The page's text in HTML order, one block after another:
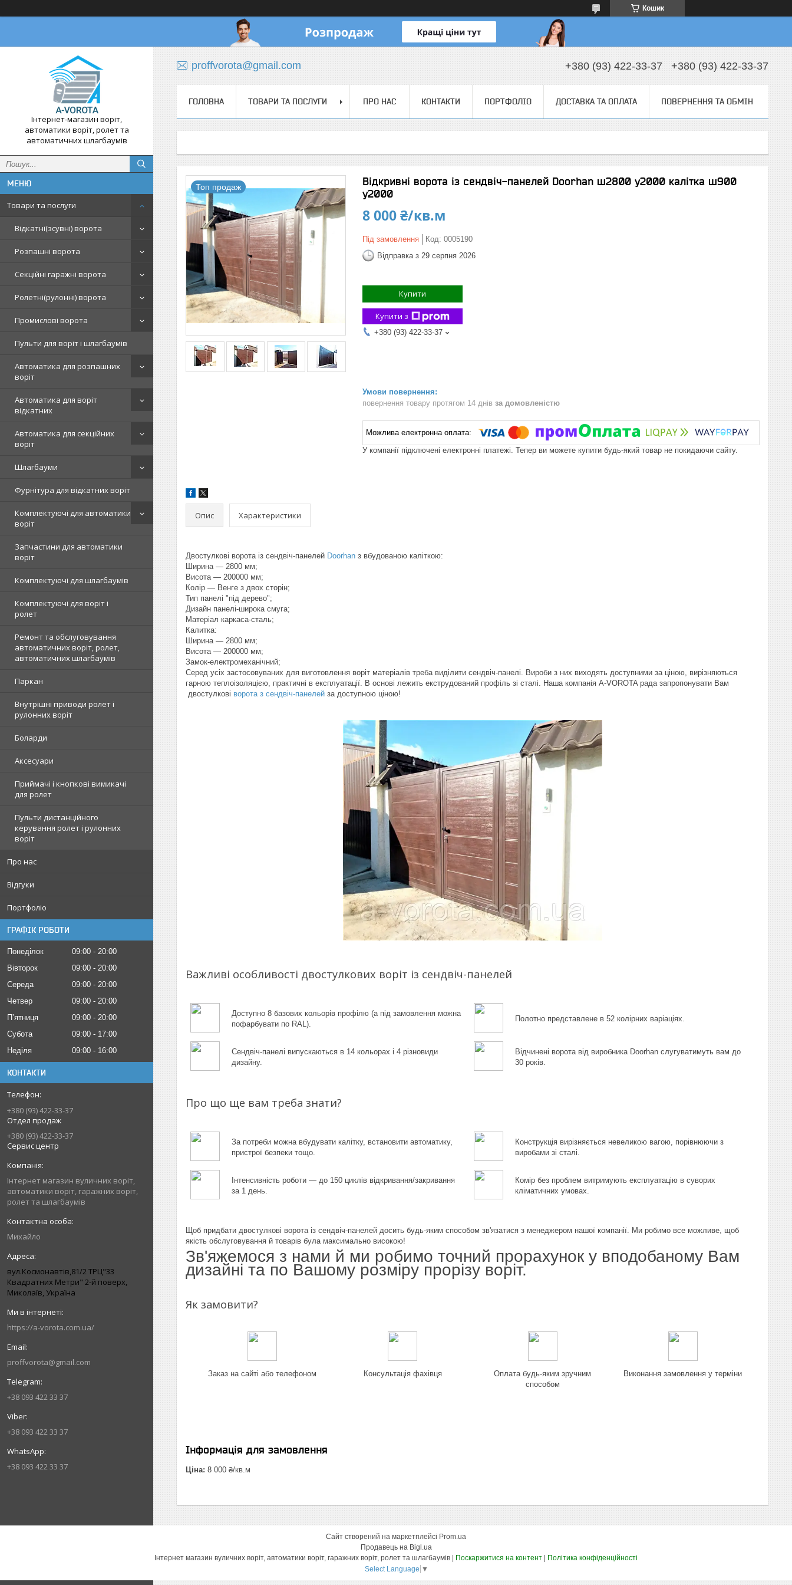
Кошик
Інтернет-магазин воріт,
автоматики воріт, ролет та
автоматичних шлагбаумів
Товари та послуги
Відкатні(зсувні) ворота
Розпашні ворота
Секційні гаражні ворота
Ролетні(рулонні) ворота
Промислові ворота
Пульти для воріт і шлагбаумів
Автоматика для розпашних
воріт
Автоматика для воріт
відкатних
Автоматика для секційних
воріт
Шлагбауми
Фурнітура для відкатних воріт
Комплектуючі для автоматики
воріт
Запчастини для автоматики
воріт
Комплектуючі для шлагбаумів
Комплектуючі для воріт і
ролет
Ремонт та обслуговування
автоматичних воріт, ролет,
автоматичних шлагбаумів
Паркан
Внутрішні приводи ролет і
рулонних воріт
Боларди
Аксесуари
Приймачі і кнопкові вимикачі
для ролет
Пульти дистанційного
керування ролет і рулонних
воріт
Про нас
Відгуки
Портфоліо
ГРАФІК РОБОТИ
Понеділок 09:00
20:00
Вівторок
09:00
20:00
Середа
09:00
20:00
Четвер
09:00
20:00
Пʼятниця
09:00
20:00
Субота
09:00
17:00
Неділя
09:00 16:00
КОНТАКТИ
+380 (93) 422-33-37
Отдел продаж
+380 (93) 422-33-37
Сервис центр
Інтернет магазин вуличних воріт,
автоматики воріт, гаражних воріт,
ролет та шлагбаумів
Михайло
вул.Космонавтів,81/2 ТРЦ"33
Квадратних Метри" 2-й поверх,
Миколаїв, Україна
https://a-vorota.com.ua/
proffvorota@gmail.com
+38 093 422 33 37
+38 093 422 33 37
+38 093 422 33 37
proffvorota@gmail.com +380 (93) 422-33-37 +380 (93) 422-33-37
ГОЛОВНА ТОВАРИ ТА ПОСЛУГИ ПРО НАС КОНТАКТИ ПОРТФОЛІО ДОСТАВКА ТА ОПЛАТА ПОВЕРНЕННЯ ТА ОБМІН
Топ продаж
Відкривні ворота із сендвіч-панелей Doorhan ш2800 у2000 калітка ш900
у2000
8 000 ₴/кв.м
Під замовлення Код: 0005190
Відправка з 29 серпня 2026
Купити
Купити з
+380 (93) 422-33-37
повернення товару протягом 14 днів за домовленістю
У компанії підключені електронні платежі. Тепер ви можете купити будь-який товар не покидаючи сайту.
Опис Характеристики
Двостулкові ворота із сендвіч-панелей Doorhan з вбудованою каліткою:
Ширина — 2800 мм;
Висота — 200000 мм;
Колір — Венге з двох сторін;
Тип панелі "під дерево";
Дизайн панелі-широка смуга;
Матеріал каркаса-сталь;
Калитка:
Ширина — 2800 мм;
Висота — 200000 мм;
Замок-електромеханічний;
Серед усіх застосовуваних для виготовлення воріт матеріалів треба виділити сендвіч-панелі. Вироби з них виходять доступними за ціною, вирізняються
гарною теплоізоляцією, практичні в експлуатації. В основі лежить екструдований профіль зі сталі. Наша компанія A-VOROTA рада запропонувати Вам
двостулкові ворота з сендвіч-панелей за доступною ціною!
Важливі особливості двостулкових воріт із сендвіч-панелей
Доступно 8 базових кольорів профілю (а під замовлення можна
пофарбувати по RAL).
Сендвіч-панелі випускаються в 14 кольорах і 4 різновиди
дизайну.
Полотно представлене в 52 колірних варіаціях.
Відчинені ворота від виробника Doorhan слугуватимуть вам до
30 років.
Про що ще вам треба знати?
За потреби можна вбудувати калітку, встановити автоматику,
пристрої безпеки тощо.
Інтенсивність роботи — до 150 циклів відкривання/закривання
за 1 день.
Конструкція вирізняється невеликою вагою, порівнюючи з
виробами зі сталі.
Комір без проблем витримують експлуатацію в суворих
кліматичних умовах.
Щоб придбати двостулкові ворота із сендвіч-панелей досить будь-яким способом зв'язатися з менеджером нашої компанії. Ми робимо все можливе, щоб
якість обслуговування й товарів була максимально високою!
Зв'яжемося з нами й ми робимо точний прорахунок у вподобаному Вам
дизайні та по Вашому розміру прорізу воріт.
Як замовити?
Заказ на сайті або телефоном Консультація фахівця
Оплата будь-яким зручним
способом
Виконання замовлення у терміни
Інформація для замовлення
Ціна: 8 000 ₴/кв.м
Сайт створений на маркетплейсі Prom.ua
Продавець на Bigl.ua
Поскаржитися на контент
Політика конфіденційності
Select Language ▼